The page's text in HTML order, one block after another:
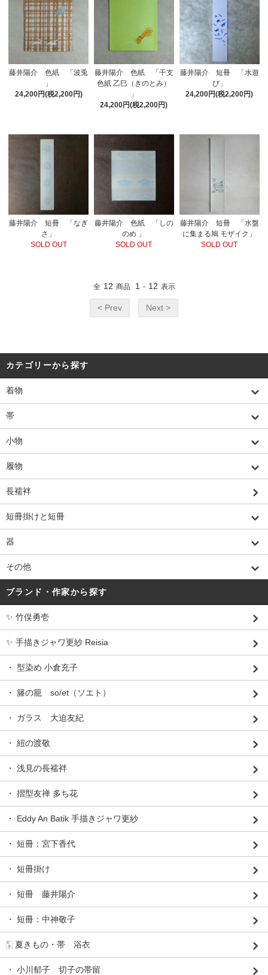
藤井陽介 色紙 「波兎
」
24,200円(税2,200円)
藤井陽介 色紙 「干支
色紙 乙巳（きのとみ）
」
24,200円(税2,200円)
藤井陽介 短冊 「水遊
び」
24,200円(税2,200円)
藤井陽介 短冊 「なぎ
さ」
SOLD OUT
藤井陽介 色紙 「しの
のめ 」
SOLD OUT
藤井陽介 短冊 「水盤
に集まる鳩 モザイク」
SOLD OUT
全 12 商品 1 - 12 表示
< Prev Next >
カテゴリーから探す
着物
帯
小物
履物
長襦袢
短冊掛けと短冊
器
その他
ブランド・作家から探す
✨ 竹俣勇壱
✨ 手描きジャワ更紗 Reisia
・ 型染め 小倉充子
・ 籐の籠 so/et（ソエト）
・ ガラス 大迫友紀
・ 紐の渡敬
・ 浅見の長襦袢
・ 摺型友禅 多ち花
・ Eddy An Batik 手描きジャワ更紗
・ 短冊：宮下香代
・ 短冊掛け
・ 短冊 藤井陽介
・ 短冊：中神敬子
🀧 夏きもの・帯 浴衣
・ 小川郁子 切子の帯留